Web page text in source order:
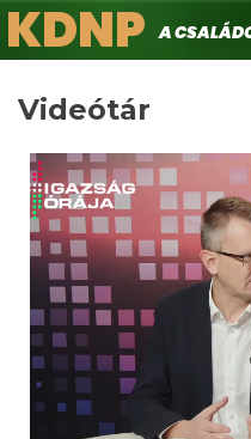
Ugrás
a
Keresés
KDNPA családokért.
Videótár